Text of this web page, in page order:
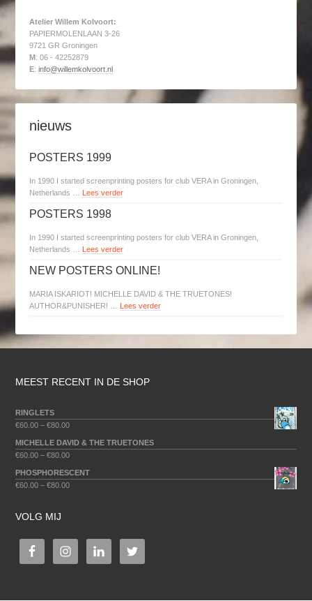
Atelier Willem Kolvoort:
PAPIERMOLENLAAN 3-26
9721 GR Groningen
M : 06 - 42252879
E:info@willemkolvoort.nl
nieuws
POSTERS 1999
In 1990 I started screenprinting posters for club VERA in Groningen,
Netherlands …
Lees verder
POSTERS 1998
In 1990 I started screenprinting posters for club VERA in Groningen,
Netherlands …
Lees verder
NEW POSTERS ONLINE!
MARIA ISKARIOT! MICHELLE DAVID & THE TRUETONES!
AUTHOR&PUNISHER! …
Lees verder
MEEST RECENT IN DE SHOP
RINGLETS
€60.00 –€80.00
MICHELLE DAVID & THE TRUETONES
€60.00 –€80.00
PHOSPHORESCENT
€60.00 –€80.00
VOLG MIJ